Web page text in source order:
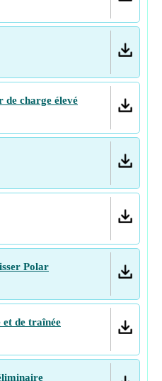
charge élevé
Polar
et de traînée